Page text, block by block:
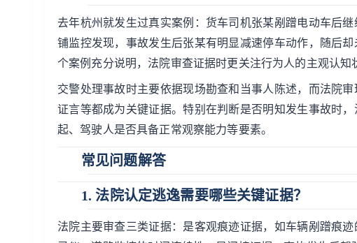
去年杭州就发生过真实案例：货车司机张某剐蹭电动车后
铺监控发现，事故发生后张某有明显减速停车动作，随后
个案例充分说明，法院审查证据时更关注行为人的主观认知
交警处理事故时主要依据现场勘查和当事人陈述，而法院
证言等都成为关键证据。特别在判断是否明知发生事故时
起、驾驶人是否具备正常观察能力等要素。
常见问题解答
1. 法院认定逃逸需要哪些关键证据？
法院主要审查三类证据：是客观痕迹证据，如车辆剐蹭痕